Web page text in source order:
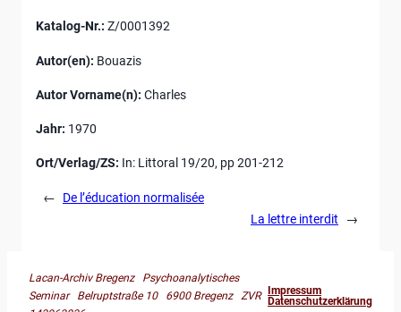
Katalog-Nr.: Z/0001392
Autor(en): Bouazis
Autor Vorname(n): Charles
Jahr: 1970
Ort/Verlag/ZS: In: Littoral 19/20, pp 201-212
←
De l’éducation normalisée
La lettre interdit
→
Lacan-Archiv Bregenz Psychoanalytisches
Seminar Belruptstraße 10 6900 Bregenz ZVR
Impressum
Datenschutzerklärung